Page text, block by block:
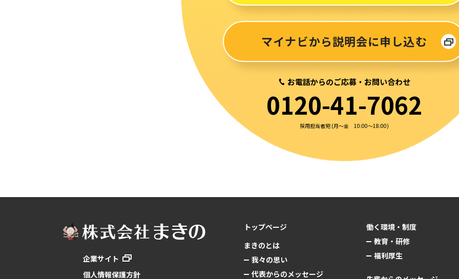
マイナビから説明会に申し込む
お電話からのご応募・お問い合わせ
0120-41-7062
採用担当者宛 (月〜金 10:00〜18:00)
企業サイト
個人情報保護方針
トップページ
まきのとは
我々の思い
代表からのメッセージ
働く環境・制度
教育・研修
福利厚生